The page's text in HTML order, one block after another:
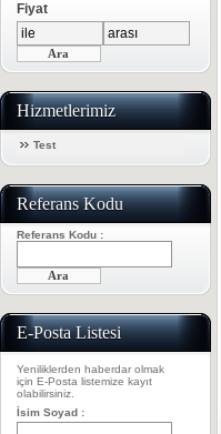
Fiyat
Hizmetlerimiz
Test
Referans Kodu
Referans Kodu :
E-Posta Listesi
Yeniliklerden haberdar olmak
için E-Posta listemize kayıt
olabilirsiniz.
İsim Soyad :